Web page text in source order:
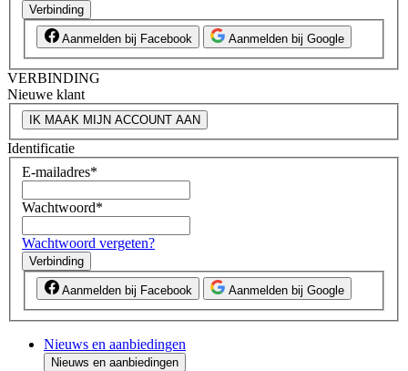
Verbinding
Aanmelden bij Facebook Aanmelden bij Google
VERBINDING
Nieuwe klant
IK MAAK MIJN ACCOUNT AAN
Identificatie
E-mailadres*
Wachtwoord*
Wachtwoord vergeten?
Verbinding
Aanmelden bij Facebook Aanmelden bij Google
Nieuws en aanbiedingen
Nieuws en aanbiedingen